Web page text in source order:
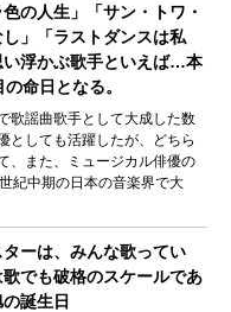
色の人生」「サン・トワ・
」「ラストダンスは私
い浮かぶ歌手といえば…本
命日となる。
歌謡曲歌手として大成した数
としても活躍したが、どちら
、また、ミュージカル俳優の
紀中期の日本の音楽界で大
ーは、みんな歌ってい
でも破格のスケールであ
誕生日